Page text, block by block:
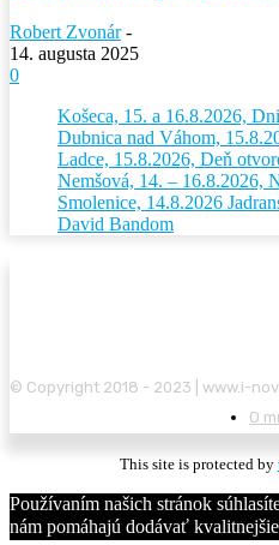
Robert Zvonár -
14. augusta 2025
0
Košeca, 15. a 16.8.2026,
Dubnica nad Váhom,
Ladce, 15.8.2026, Deň
Nemšová, 14. – 16.8.2026,
Smolenice, 14.8.2026
David Bandom
© Copyright 2018 - 2023 | www.i-
O
This site is protected by
Používaním našich stránok
nám pomáhajú dodávať